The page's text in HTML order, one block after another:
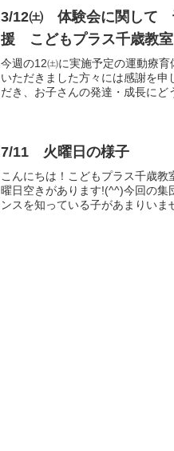
3/12㈯ 体験会に関して
援 こどもプラス千歳
今週の12㈯に実施予定の運動療
いただきました方々には感謝を
だき、お子さんの発達・成長に
7/11 火曜日の様子
こんにちは！こどもプラス千歳
曜日空きがあります!(^^)今回の集
ンスを知っている子があまりいま